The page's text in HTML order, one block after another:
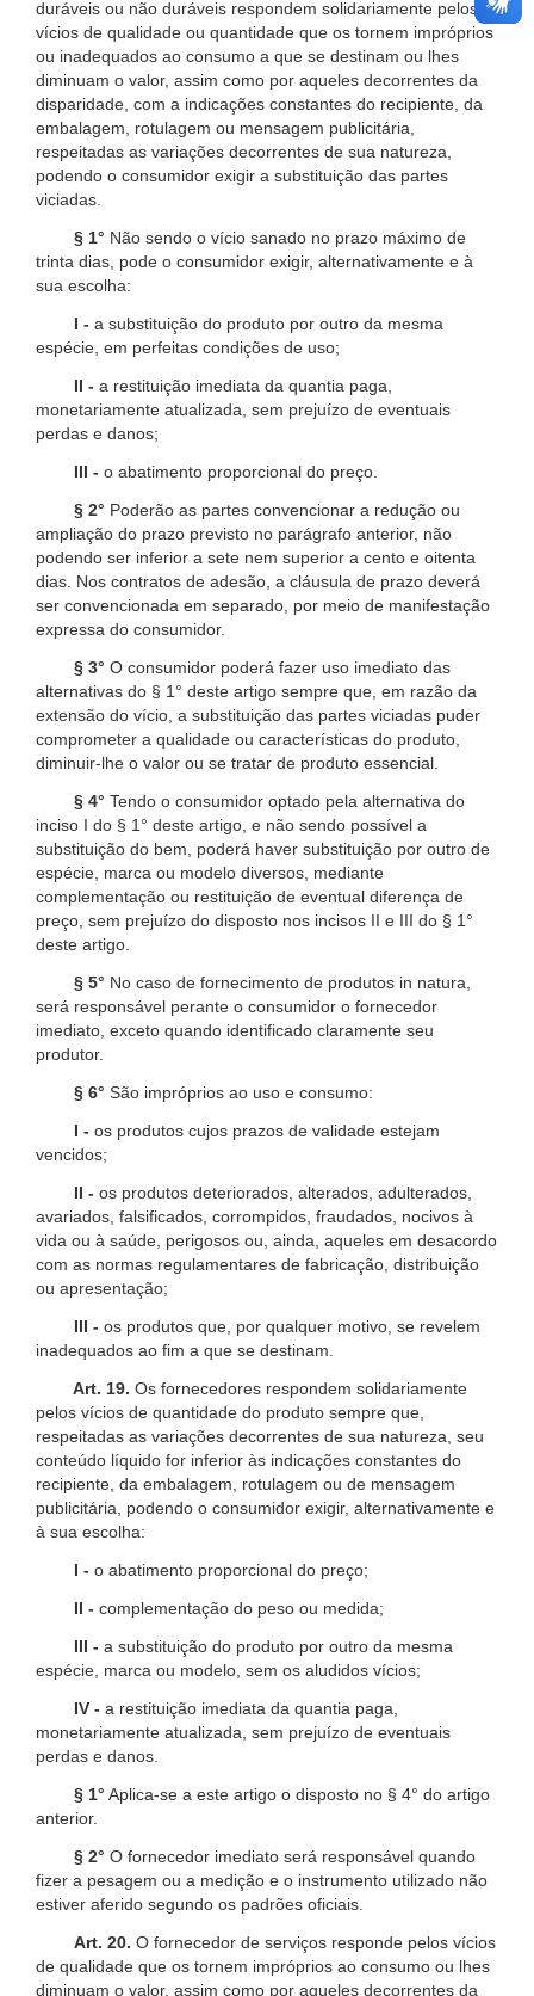
duráveis ou não duráveis respondem solidariamente pelos
vícios de qualidade ou quantidade que os tornem impróprios
ou inadequados ao consumo a que se destinam ou lhes
diminuam o valor, assim como por aqueles decorrentes da
disparidade, com a indicações constantes do recipiente, da
embalagem, rotulagem ou mensagem publicitária,
respeitadas as variações decorrentes de sua natureza,
podendo o consumidor exigir a substituição das partes
viciadas.
§ 1° Não sendo o vício sanado no prazo máximo de
trinta dias, pode o consumidor exigir, alternativamente e à
sua escolha:
I - a substituição do produto por outro da mesma
espécie, em perfeitas condições de uso;
II - a restituição imediata da quantia paga,
monetariamente atualizada, sem prejuízo de eventuais
perdas e danos;
III - o abatimento proporcional do preço.
§ 2° Poderão as partes convencionar a redução ou
ampliação do prazo previsto no parágrafo anterior, não
podendo ser inferior a sete nem superior a cento e oitenta
dias. Nos contratos de adesão, a cláusula de prazo deverá
ser convencionada em separado, por meio de manifestação
expressa do consumidor.
§ 3° O consumidor poderá fazer uso imediato das
alternativas do § 1° deste artigo sempre que, em razão da
extensão do vício, a substituição das partes viciadas puder
comprometer a qualidade ou características do produto,
diminuir-lhe o valor ou se tratar de produto essencial.
§ 4° Tendo o consumidor optado pela alternativa do
inciso I do § 1° deste artigo, e não sendo possível a
substituição do bem, poderá haver substituição por outro de
espécie, marca ou modelo diversos, mediante
complementação ou restituição de eventual diferença de
preço, sem prejuízo do disposto nos incisos II e III do § 1°
deste artigo.
§ 5° No caso de fornecimento de produtos in natura,
será responsável perante o consumidor o fornecedor
imediato, exceto quando identificado claramente seu
produtor.
§ 6° São impróprios ao uso e consumo:
I - os produtos cujos prazos de validade estejam
vencidos;
II - os produtos deteriorados, alterados, adulterados,
avariados, falsificados, corrompidos, fraudados, nocivos à
vida ou à saúde, perigosos ou, ainda, aqueles em desacordo
com as normas regulamentares de fabricação, distribuição
ou apresentação;
III - os produtos que, por qualquer motivo, se revelem
inadequados ao fim a que se destinam.
Art. 19. Os fornecedores respondem solidariamente
pelos vícios de quantidade do produto sempre que,
respeitadas as variações decorrentes de sua natureza, seu
conteúdo líquido for inferior às indicações constantes do
recipiente, da embalagem, rotulagem ou de mensagem
publicitária, podendo o consumidor exigir, alternativamente e
à sua escolha:
I - o abatimento proporcional do preço;
II - complementação do peso ou medida;
III - a substituição do produto por outro da mesma
espécie, marca ou modelo, sem os aludidos vícios;
IV - a restituição imediata da quantia paga,
monetariamente atualizada, sem prejuízo de eventuais
perdas e danos.
§ 1° Aplica-se a este artigo o disposto no § 4° do artigo
anterior.
§ 2° O fornecedor imediato será responsável quando
fizer a pesagem ou a medição e o instrumento utilizado não
estiver aferido segundo os padrões oficiais.
Art. 20. O fornecedor de serviços responde pelos vícios
de qualidade que os tornem impróprios ao consumo ou lhes
diminuam o valor, assim como por aqueles decorrentes da